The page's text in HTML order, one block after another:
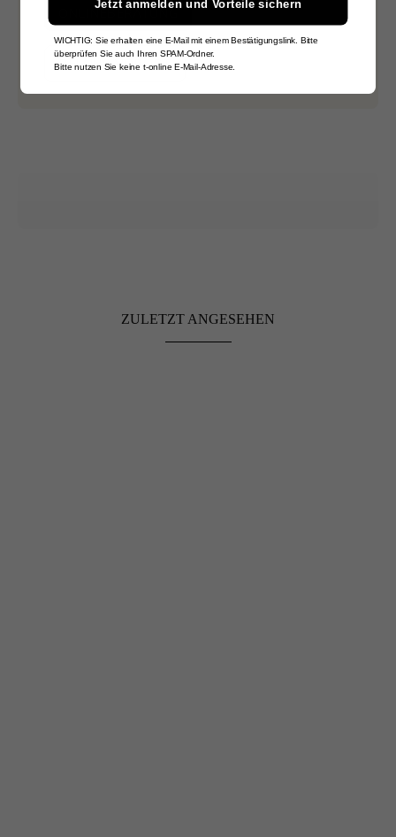
ONLINEBERATUNG
BEI UNS VORORT
ZULETZT ANGESEHEN
Jetzt anmelden und Vorteile sichern
WICHTIG: Sie erhalten eine E-Mail mit einem Bestätigungslink. Bitte
überprüfen Sie auch Ihren SPAM-Ordner.
Bitte nutzen Sie keine t-online E-Mail-Adresse.